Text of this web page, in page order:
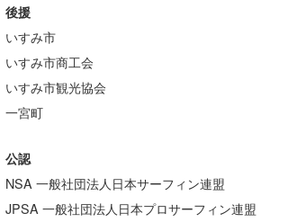
後援
いすみ市
いすみ市商工会
いすみ市観光協会
一宮町
公認
NSA 一般社団法人日本サーフィン連盟
JPSA 一般社団法人日本プロサーフィン連盟
ゴン
米山予報士
banpaku
Mr.K